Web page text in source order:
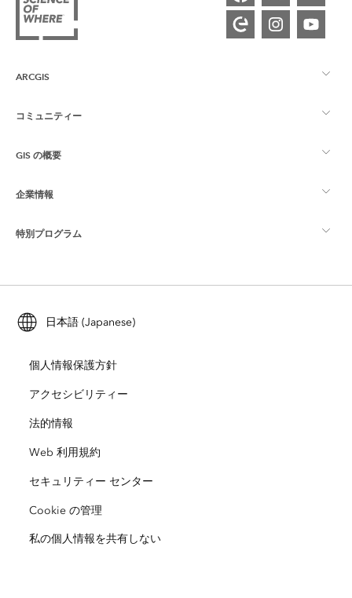
ARCGIS
ArcGIS の概要
マッピング
Esri ストア
コミュニティー
Esri Community
ArcGIS ブログ
ユーザー調査およびテスト
Esri Young Professionals Network
GIS の概要
GIS とは
ロケーション インテリジェンス
トレーニング
ArcUser
ArcNews
ArcWatch
Esri Press
Esri ビデオ
企業情報
Esri について
採用情報
オープンビジョン
企業行動規範
サイトマップ
特別プログラム
ArcGIS for Student Use
自然保護
教育機関
人種的平等
日本語 (Japanese)
個人情報保護方針
アクセシビリティー
法的情報
Web 利用規約
セキュリティー センター
Cookie の管理
私の個人情報を共有しない